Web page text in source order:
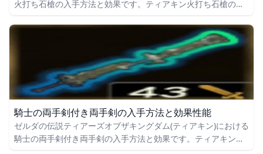
火打ち石槍の入手方法と効果です。ティアキン火打ち石槍の入
ています。
騎士の両手剣付き両手剣の入手方法と効果性能
ゼルダの伝説ティアーズオブザキングダム(ティアキン)における
騎士の両手剣付き両手剣の入手方法と効果です。ティアキン騎